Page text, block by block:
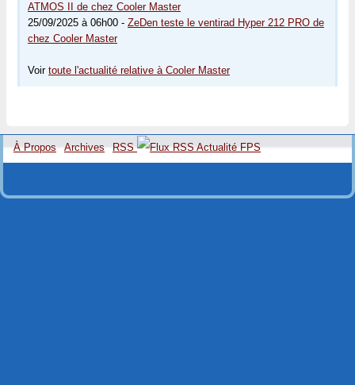
ATMOS II de chez Cooler Master
25/09/2025 à 06h00 - ZeDen teste le ventirad Hyper 212 PRO de
chez Cooler Master
Voir toute l'actualité relative à Cooler Master
À Propos Archives RSS